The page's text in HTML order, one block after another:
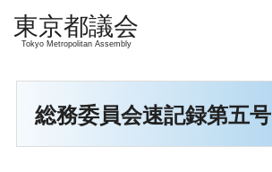
Tokyo Metropolitan Assembly
総務委員会速記録第五号